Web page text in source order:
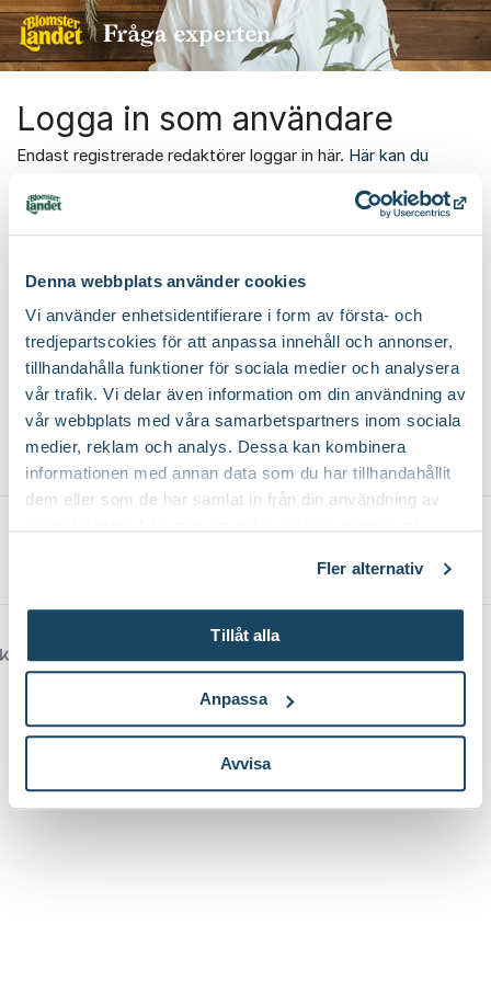
Denna webbplats använder cookies
Vi använder enhetsidentifierare i form av första- och
tredjepartscokies för att anpassa innehåll och annonser,
tillhandahålla funktioner för sociala medier och analysera
vår trafik. Vi delar även information om din användning av
vår webbplats med våra samarbetspartners inom sociala
medier, reklam och analys. Dessa kan kombinera
informationen med annan data som du har tillhandahållit
dem eller som de har samlat in från din användning av
Fler alternativ
Tillåt alla
Anpassa
Avvisa
Hoppa till innehåll
Logga in som användare
Endast registrerade redaktörer loggar in här. Här kan du
Password
Logga in
Glömt dina inloggningsuppgifter?
//
Kundforum från
Logga in
Om cookies